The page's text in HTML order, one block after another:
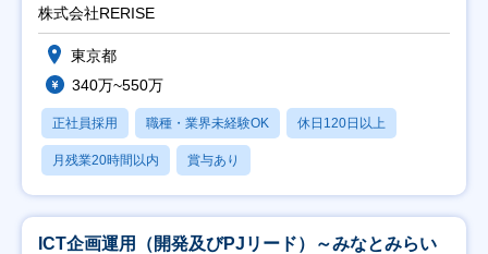
株式会社RERISE
東京都
340万~550万
正社員採用 職種・業界未経験OK 休日120日以上
月残業20時間以内 賞与あり
ICT企画運用（開発及びPJリード）～みなとみらい